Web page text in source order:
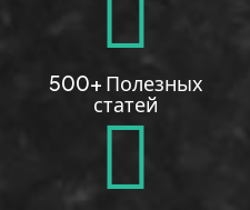
500+ Полезных
статей